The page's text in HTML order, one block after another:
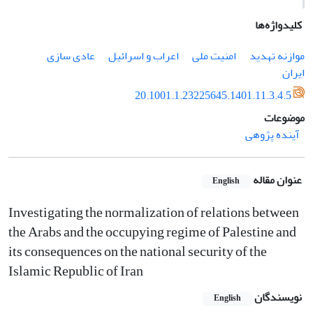
کلیدواژه‌ها
موازنه تهدید
امنیت ملی اعراب و اسرائیل
عادی سازی
ایران
20.1001.1.23225645.1401.11.3.4.5
موضوعات
آینده پژوهی
عنوان مقاله English
Investigating the normalization of relations between
the Arabs and the occupying regime of Palestine and
its consequences on the national security of the
Islamic Republic of Iran
نویسندگان English